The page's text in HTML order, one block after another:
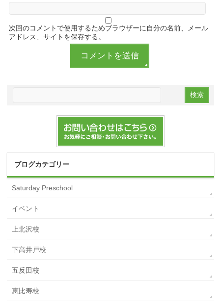
次回のコメントで使用するためブラウザーに自分の名前、メール
アドレス、サイトを保存する。
ブログカテゴリー
Saturday Preschool
イベント
上北沢校
下高井戸校
五反田校
恵比寿校